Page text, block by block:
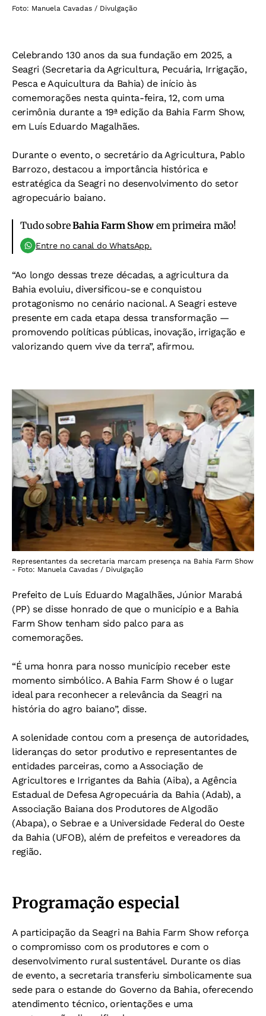
Foto: Manuela Cavadas / Divulgação
Celebrando 130 anos da sua fundação em 2025, a
Seagri (Secretaria da Agricultura, Pecuária, Irrigação,
Pesca e Aquicultura da Bahia) de início às
comemorações nesta quinta-feira, 12, com uma
cerimônia durante a 19ª edição da Bahia Farm Show,
em Luís Eduardo Magalhães.
Durante o evento, o secretário da Agricultura, Pablo
Barrozo, destacou a importância histórica e
estratégica da Seagri no desenvolvimento do setor
agropecuário baiano.
Tudo sobreBahia Farm Showem primeira mão!
Entre no canal do WhatsApp.
“Ao longo dessas treze décadas, a agricultura da
Bahia evoluiu, diversificou-se e conquistou
protagonismo no cenário nacional. A Seagri esteve
presente em cada etapa dessa transformação —
promovendo políticas públicas, inovação, irrigação e
valorizando quem vive da terra”, afirmou.
Representantes da secretaria marcam presença na Bahia Farm Show
- Foto: Manuela Cavadas / Divulgação
Prefeito de Luís Eduardo Magalhães, Júnior Marabá
(PP) se disse honrado de que o município e a Bahia
Farm Show tenham sido palco para as
comemorações.
“É uma honra para nosso município receber este
momento simbólico. A Bahia Farm Show é o lugar
ideal para reconhecer a relevância da Seagri na
história do agro baiano”, disse.
A solenidade contou com a presença de autoridades,
lideranças do setor produtivo e representantes de
entidades parceiras, como a Associação de
Agricultores e Irrigantes da Bahia (Aiba), a Agência
Estadual de Defesa Agropecuária da Bahia (Adab), a
Associação Baiana dos Produtores de Algodão
(Abapa), o Sebrae e a Universidade Federal do Oeste
da Bahia (UFOB), além de prefeitos e vereadores da
região.
Programação especial
A participação da Seagri na Bahia Farm Show reforça
o compromisso com os produtores e com o
desenvolvimento rural sustentável. Durante os dias
de evento, a secretaria transferiu simbolicamente sua
sede para o estande do Governo da Bahia, oferecendo
atendimento técnico, orientações e uma